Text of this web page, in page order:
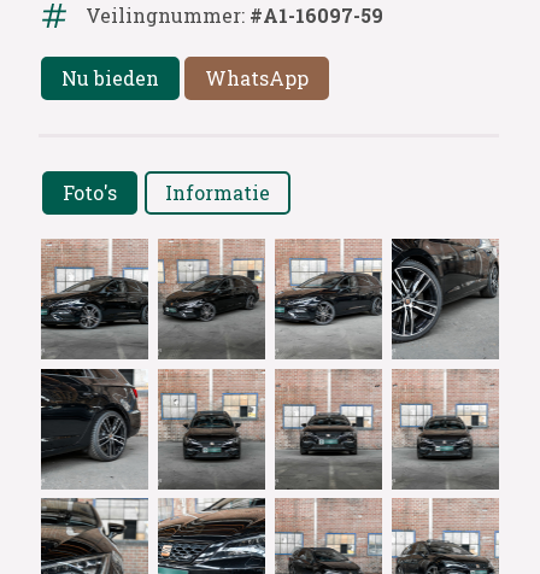
Veilingnummer: #A1-16097-59
Nu bieden WhatsApp
Foto's Informatie